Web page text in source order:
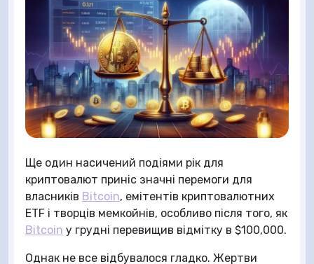
Ще один насичений подіями рік для
криптовалют приніс значні перемоги для
власників Bitcoin, емітентів криптовалютних
ETF і творців мемкойнів, особливо після того, як
Bitcoin у грудні перевищив відмітку в $100,000.
Однак не все відбувалося гладко. Жертви